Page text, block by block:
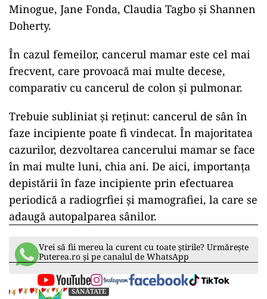
Minogue, Jane Fonda, Claudia Tagbo și Shannen
Doherty.
În cazul femeilor, cancerul mamar este cel mai
frecvent, care provoacă mai multe decese,
comparativ cu cancerul de colon și pulmonar.
Trebuie subliniat și reținut: cancerul de sân în
faze incipiente poate fi vindecat. În majoritatea
cazurilor, dezvoltarea cancerului mamar se face
în mai multe luni, chia ani. De aici, importanța
depistării în faze incipiente prin efectuarea
periodică a radiogrfiei și mamografiei, la care se
adaugă autopalparea sânilor.
Vrei să fii mereu la curent cu toate știrile? Urmărește
Puterea.ro și pe canalul de WhatsApp
SĂNĂTATE